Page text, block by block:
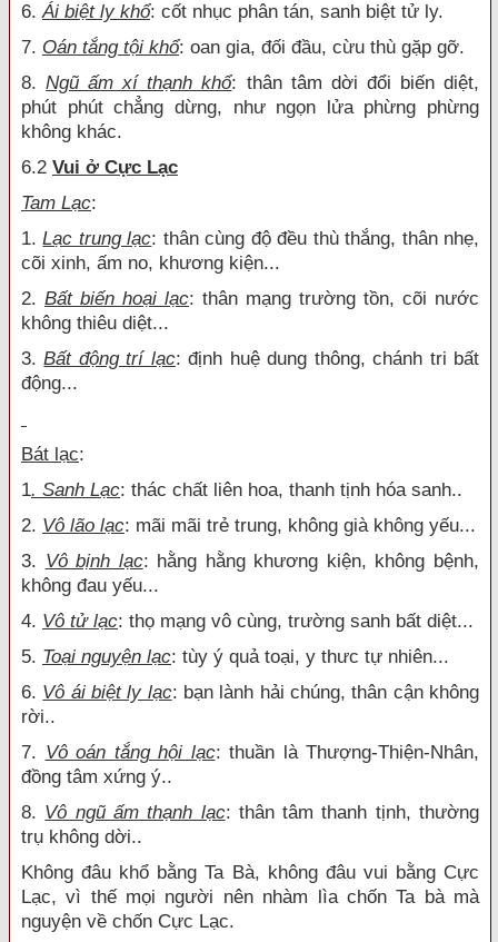
6.Ái biệt ly khổ: cốt nhục phân tán, sanh biệt tử ly.
7. Oán tắng tội khổ: oan gia, đối đầu, cừu thù gặp gỡ.
8.Ngũ ấm xí thạnh khổ: thân tâm dời đổi biến diệt,
phút phút chẳng dừng, như ngọn lửa phừng phừng
không khác.
6.2 Vui ở Cực Lạc
Tam Lạc:
1.Lạc trung lạc: thân cùng độ đều thù thắng, thân nhẹ,
cõi xinh, ấm no, khương kiện...
2. Bất biến hoại lạc: thân mạng trường tồn, cõi nước
không thiêu diệt...
3.Bất động trí lạc: định huệ dung thông, chánh tri bất
động...
Bát lạc:
1. Sanh Lạc: thác chất liên hoa, thanh tịnh hóa sanh..
2. Vô lão lạc: mãi mãi trẻ trung, không già không yếu...
3. Vô bịnh lạc: hằng hằng khương kiện, không bệnh,
không đau yếu...
4. Vô tử lạc: thọ mạng vô cùng, trường sanh bất diệt...
5. Toại nguyện lạc: tùy ý quả toại, y thưc tự nhiên...
6. Vô ái biệt ly lạc: bạn lành hải chúng, thân cận không
rời..
7. Vô oán tắng hội lạc: thuần là Thượng-Thiện-Nhân,
đồng tâm xứng ý..
8. Vô ngũ ấm thạnh lạc: thân tâm thanh tịnh, thường
trụ không dời..
Không đâu khổ bằng Ta Bà, không đâu vui bằng Cực
Lạc, vì thế mọi người nên nhàm lìa chốn Ta bà mà
nguyện về chốn Cực Lạc.